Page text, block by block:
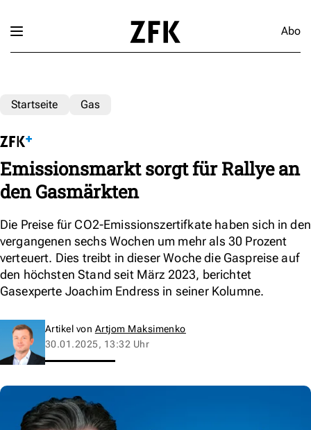
Abo
Startseite Gas
Emissionsmarkt sorgt für Rallye an
den Gasmärkten
Die Preise für CO2-Emissionszertifkate haben sich in den
vergangenen sechs Wochen um mehr als 30 Prozent
verteuert. Dies treibt in dieser Woche die Gaspreise auf
den höchsten Stand seit März 2023, berichtet
Gasexperte Joachim Endress in seiner Kolumne.
Artikel von Artjom Maksimenko
30.01.2025, 13:32 Uhr